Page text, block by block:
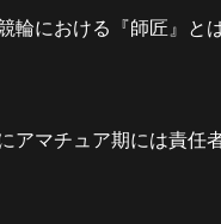
輪における『師匠』と
アマチュア期には責